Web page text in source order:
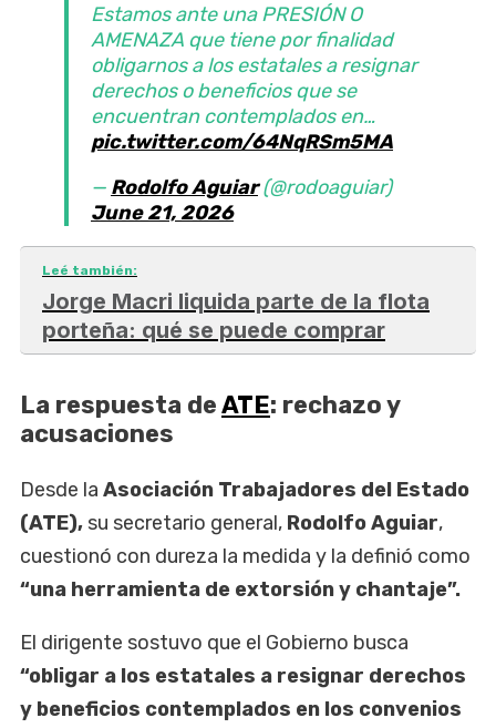
Estamos ante una PRESIÓN O
AMENAZA que tiene por finalidad
obligarnos a los estatales a resignar
derechos o beneficios que se
encuentran contemplados en…
pic.twitter.com/64NqRSm5MA
— Rodolfo Aguiar(@rodoaguiar)
June 21, 2026
Leé también:
Jorge Macri liquida parte de la flota
porteña: qué se puede comprar
La respuesta deATE: rechazo y
acusaciones
Desde la Asociación Trabajadores del Estado
(ATE), su secretario general, Rodolfo Aguiar,
cuestionó con dureza la medida y la definió como
“una herramienta de extorsión y chantaje”.
El dirigente sostuvo que el Gobierno busca
“obligar a los estatales a resignar derechos
y beneficios contemplados en los convenios